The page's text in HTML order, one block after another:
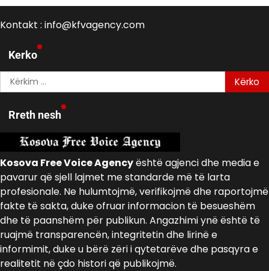
Kontakt : info@kfvagency.com
Kerko
Kërko
për:
Rreth nesh
Kosova Free Voice Agencyështë agjenci dhe media e
pavarur që sjell lajmet me standarde më të larta
profesionale. Ne hulumtojmë, verifikojmë dhe raportojmë
fakte të sakta, duke ofruar informacion të besueshëm
dhe të paanshëm për publikun. Angazhimi ynë është të
ruajmë transparencën, integritetin dhe lirinë e
informimit, duke u bërë zëri i qytetarëve dhe pasqyra e
realitetit në çdo histori që publikojmë.